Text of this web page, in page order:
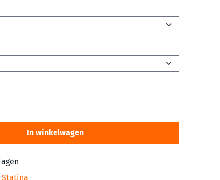
In winkelwagen
Statina